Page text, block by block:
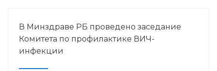
В Минздраве РБ проведено заседание
Комитета по профилактике ВИЧ-
инфекции